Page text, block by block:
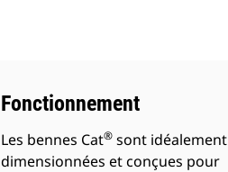
Fonctionnement
Les bennes Cat®sont idéalement
dimensionnées et conçues pour